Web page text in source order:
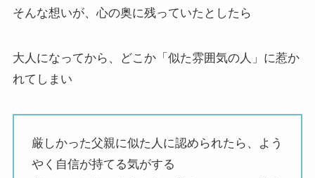
そんな想いが、心の奥に残っていたとしたら
大人になってから、どこか「似た雰囲気の人」に惹か
れてしまい
厳しかった父親に似た人に認められたら、よう
やく自信が持てる気がする